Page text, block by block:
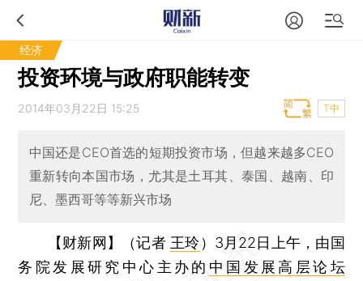
经济
投资环境与政府职能转变
2014年03月22日 15:25 T中
中国还是CEO首选的短期投资市场，但越来越多CEO
重新转向本国市场，尤其是土耳其、泰国、越南、印
尼、墨西哥等等新兴市场
【财新网】（记者 王玲 ） 3月22日上午，由国
务院发展研究中心主办的 中国发展高层论坛